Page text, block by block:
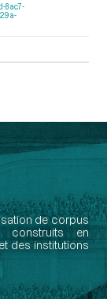
8ac7-
de corpus
construits en
des institutions